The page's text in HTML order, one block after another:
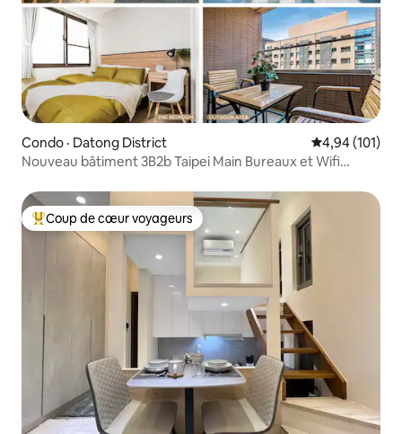
Condo · Datong District Note
4,94 (101)
Nouveau bâtiment 3B2b Taipei Main Bureaux et Wifi
Coup de cœur voyageurs parmi les plus aimés
Coup de cœur voyageurs